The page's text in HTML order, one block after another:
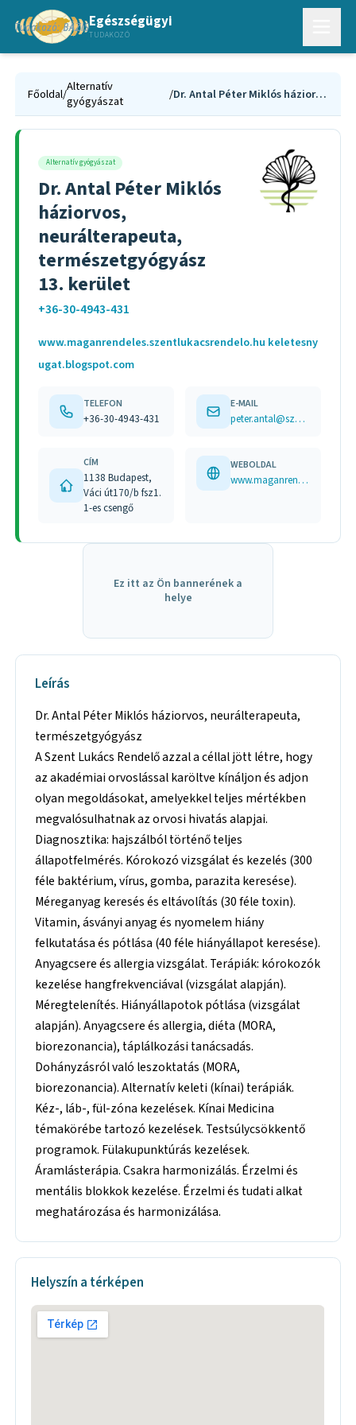
Egészségügyi
TUDAKOZÓ
Főoldal/Alternatív
gyógyászat
/ Dr. Antal Péter Miklós háziorvos, neurálterapeuta, természetgyógyász 13. kerület
Alternatív gyógyászat
Dr. Antal Péter Miklós
háziorvos,
neurálterapeuta,
természetgyógyász
13. kerület
+36-30-4943-431
www.maganrendeles.szentlukacsrendelo.hu keletesny
ugat.blogspot.com
TELEFON
+36-30-4943-431
E-MAIL
peter.antal@szentlukacsrendelo.hu
CÍM
1138 Budapest,
Váci út170/b fsz1.
1-es csengő
WEBOLDAL
www.maganrendeles.szentlukacsrendelo.hu keletesnyugat.blogspot.com
Ez itt az Ön bannerének a
helye
Leírás
Dr. Antal Péter Miklós háziorvos, neurálterapeuta,
természetgyógyász
A Szent Lukács Rendelő azzal a céllal jött létre, hogy
az akadémiai orvoslással karöltve kínáljon és adjon
olyan megoldásokat, amelyekkel teljes mértékben
megvalósulhatnak az orvosi hivatás alapjai.
Diagnosztika: hajszálból történő teljes
állapotfelmérés. Kórokozó vizsgálat és kezelés (300
féle baktérium, vírus, gomba, parazita keresése).
Méreganyag keresés és eltávolítás (30 féle toxin).
Vitamin, ásványi anyag és nyomelem hiány
felkutatása és pótlása (40 féle hiányállapot keresése).
Anyagcsere és allergia vizsgálat. Terápiák: kórokozók
kezelése hangfrekvenciával (vizsgálat alapján).
Méregtelenítés. Hiányállapotok pótlása (vizsgálat
alapján). Anyagcsere és allergia, diéta (MORA,
biorezonancia), táplálkozási tanácsadás.
Dohányzásról való leszoktatás (MORA,
biorezonancia). Alternatív keleti (kínai) terápiák.
Kéz-, láb-, fül-zóna kezelések. Kínai Medicina
témakörébe tartozó kezelések. Testsúlycsökkentő
programok. Fülakupunktúrás kezelések.
Áramlásterápia. Csakra harmonizálás. Érzelmi és
mentális blokkok kezelése. Érzelmi és tudati alkat
meghatározása és harmonizálása.
Helyszín a térképen